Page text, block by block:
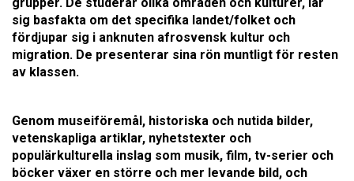
sig basfakta om det specifika landet/folket och
fördjupar sig i anknuten afrosvensk kultur och
migration. De presenterar sina rön muntligt för resten
av klassen.
Genom museiföremål, historiska och nutida bilder,
vetenskapliga artiklar, nyhetstexter och
populärkulturella inslag som musik, film, tv-serier och
böcker växer en större och mer levande bild, och